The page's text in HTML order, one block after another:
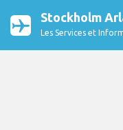
Stockholm
Les Services et